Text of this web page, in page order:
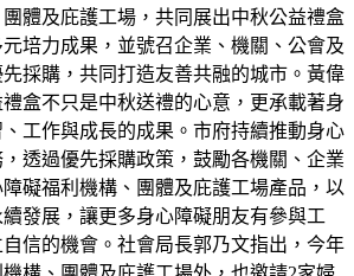
體及庇護工場，共同展出中秋公益禮盒
培力成果，並號召企業、機關、公會及
採購，共同打造友善共融的城市。黃偉
盒不只是中秋送禮的心意，更承載著身
工作與成長的成果。市府持續推動身心
透過優先採購政策，鼓勵各機關、企業
礙福利機構、團體及庇護工場產品，以
發展，讓更多身心障礙朋友有參與工
信的機會。社會局長郭乃文指出，今年